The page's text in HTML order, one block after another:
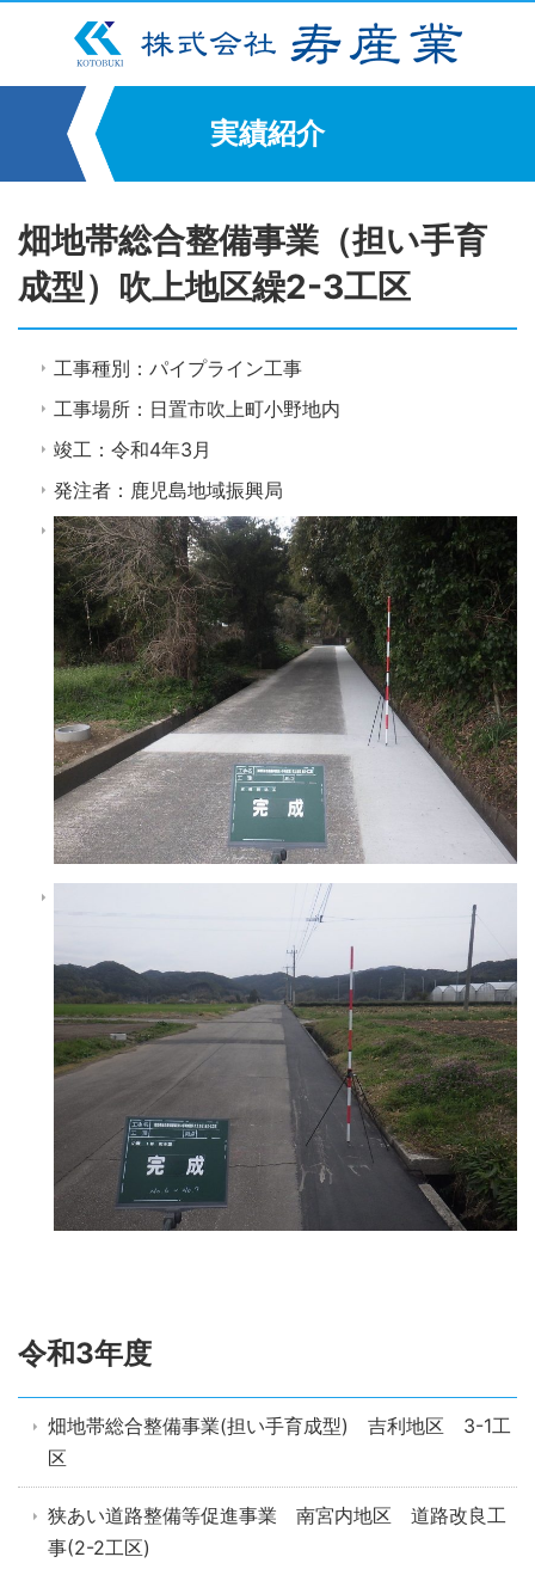
実績紹介
畑地帯総合整備事業（担い手育
成型）吹上地区繰2-3工区
工事種別：パイプライン工事
工事場所：日置市吹上町小野地内
竣工：令和4年3月
発注者：鹿児島地域振興局
令和3年度
畑地帯総合整備事業(担い手育成型) 吉利地区 3-1工
区
狭あい道路整備等促進事業 南宮内地区 道路改良工
事(2-2工区)